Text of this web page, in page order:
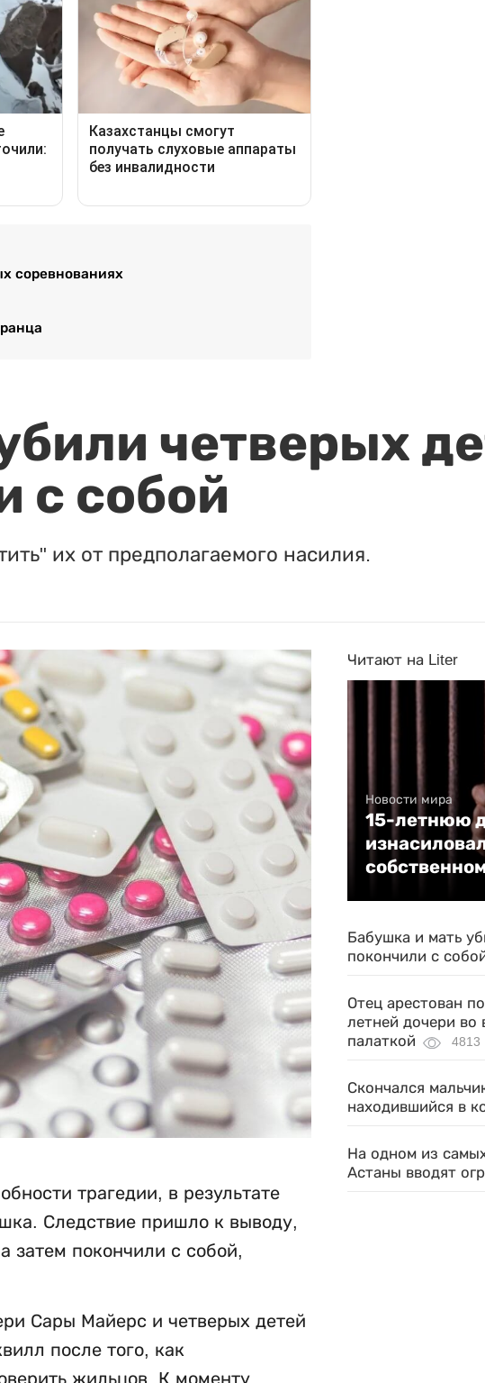
соревнованиях
четверых
с собой
их от предполагаемого насилия.
трагедии, в результате
Следствие пришло к выводу,
затем покончили с собой,
Сары Майерс и четверых детей
после того, как
жильцов. К моменту
Читают на Liter
Новости мира
15-летнюю
Бабушка и мать
покончили с
Отец арестован
летней дочери во
палаткой
4813
Скончался
находившийся в
На одном из
Астаны вводят